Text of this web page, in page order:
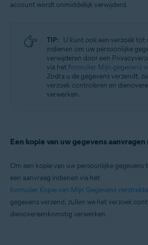
account wordt onmiddellijk verwijderd.
TIP: U kunt ook een verzoek tot
indienen om uw persoonlijke
verwijderen door een
via hetformulier Mijn gegevens
Zodra u de gegevens verzendt,
verzoek controleren en
verwerken.
Een kopie van uw gegevens
Om een kopie van uw persoonlijke gegevens
een aanvraag indienen via het
formulier Kopie van Mijn Gegevens
gegevens verzend, zullen we het verzoek
dienovereenkomstig verwerken.